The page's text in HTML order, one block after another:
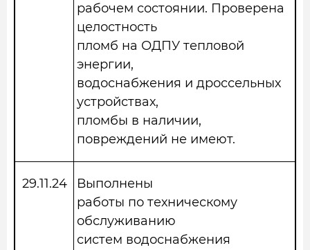
рабочем состоянии. Проверена
целостность
пломб на ОДПУ тепловой
энергии,
водоснабжения и дроссельных
устройствах,
пломбы в наличии,
повреждений не имеют.
29.11.24
Выполнены
работы по техническому
обслуживанию
систем водоснабжения